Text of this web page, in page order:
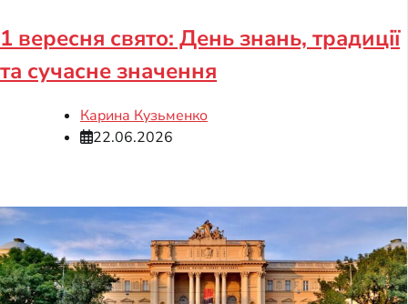
1 вересня свято: День знань, традиції
та сучасне значення
Карина Кузьменко
22.06.2026